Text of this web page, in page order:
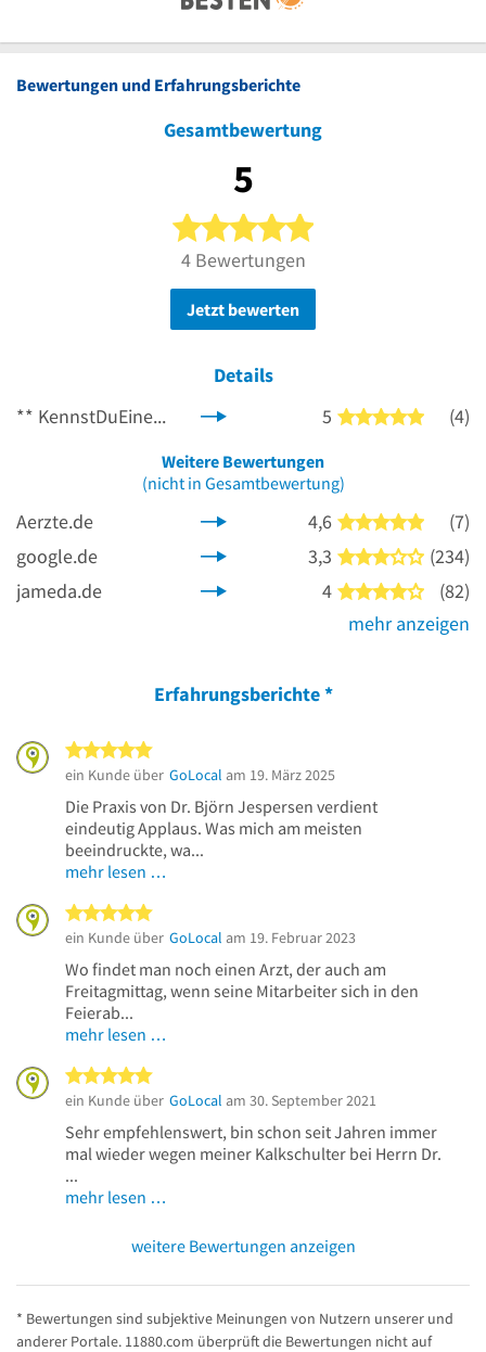
Bewertungen und Erfahrungsberichte
Gesamtbewertung
5
5 von 5 Sternen
4 Bewertungen
Jetzt bewerten
Details
**
KennstDuEinen.de 5 5 von 5
(4)
Weitere Bewertungen
(nicht in Gesamtbewertung)
Aerzte.de 4,6 5 von 5
(7)
google.de
3,3 3 von 5
(234)
jameda.de
4 4 von 5
(82)
mehr anzeigen
Erfahrungsberichte*
ein Kunde über GoLocal am 19. März 2025
Die Praxis von Dr. Björn Jespersen verdient
eindeutig Applaus. Was mich am meisten
beeindruckte, wa...
mehr lesen …
ein Kunde über GoLocal am 19. Februar 2023
Wo findet man noch einen Arzt, der auch am
Freitagmittag, wenn seine Mitarbeiter sich in den
Feierab...
mehr lesen …
ein Kunde über GoLocal am 30. September 2021
Sehr empfehlenswert, bin schon seit Jahren immer
mal wieder wegen meiner Kalkschulter bei Herrn Dr.
...
mehr lesen …
weitere Bewertungen anzeigen
* Bewertungen sind subjektive Meinungen von Nutzern unserer und
anderer Portale. 11880.com überprüft die Bewertungen nicht auf